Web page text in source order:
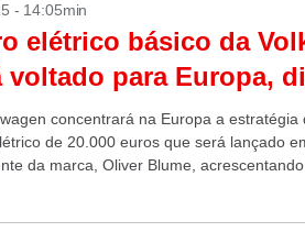
- 14:05min
elétrico básico da
voltado para Europa,
concentrará na Europa a estratégia
de 20.000 euros que será lançado
da marca, Oliver Blume,